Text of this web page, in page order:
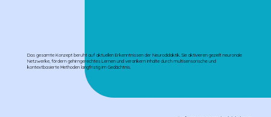
Das gesamte Konzept beruht auf aktuellen Erkenntnissen der Neurodidaktik. Sie aktivieren gezielt neuronale
Netzwerke, fördern gehirngerechtes Lernen und verankern Inhalte durch multisensorische und
kontextbasierte Methoden langfristig im Gedächtnis.